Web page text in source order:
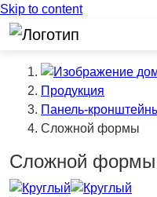
Skip to content
Продукция
Панель-
Сложной формы
Сложной формы